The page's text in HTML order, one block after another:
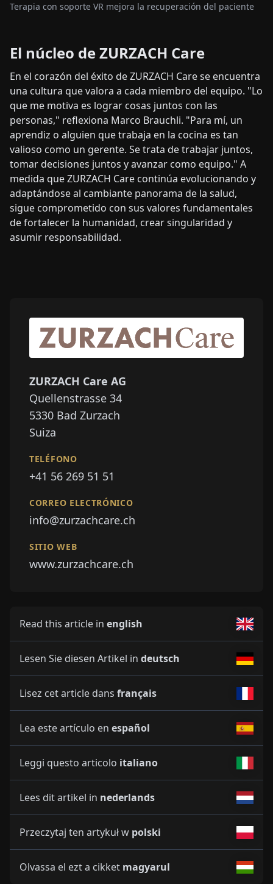
Terapia con soporte VR mejora la recuperación del paciente
El núcleo de ZURZACH Care
En el corazón del éxito de ZURZACH Care se encuentra
una cultura que valora a cada miembro del equipo. "Lo
que me motiva es lograr cosas juntos con las
personas," reflexiona Marco Brauchli. "Para mí, un
aprendiz o alguien que trabaja en la cocina es tan
valioso como un gerente. Se trata de trabajar juntos,
tomar decisiones juntos y avanzar como equipo." A
medida que ZURZACH Care continúa evolucionando y
adaptándose al cambiante panorama de la salud,
sigue comprometido con sus valores fundamentales
de fortalecer la humanidad, crear singularidad y
asumir responsabilidad.
ZURZACH Care AG
Quellenstrasse 34
5330 Bad Zurzach
Suiza
TELÉFONO
+41 56 269 51 51
CORREO ELECTRÓNICO
info@zurzachcare.ch
SITIO WEB
www.zurzachcare.ch
Read this article in english
Lesen Sie diesen Artikel in deutsch
Lisez cet article dans français
Lea este artículo en español
Leggi questo articolo italiano
Lees dit artikel in nederlands
Przeczytaj ten artykuł w polski
Olvassa el ezt a cikket magyarul